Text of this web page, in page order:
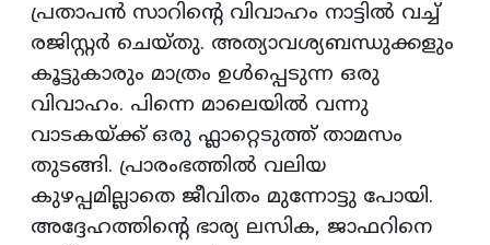
പ്രതാപന്‍ സാറിന്റെ വിവാഹം നാട്ടിൽ വച്ച്
രജിസ്റ്റർ ചെയ്തു. അത്യാവശ്യബന്ധുക്കളും
കൂട്ടുകാരും മാത്രം ഉൾപ്പെടുന്ന ഒരു
വിവാഹം. പിന്നെ മാലെയില്‍ വന്നു
വാടകയ്ക്ക് ഒരു ഫ്ലാറ്റെടുത്ത് താമസം
തുടങ്ങി. പ്രാരംഭത്തില്‍ വലിയ
കുഴപ്പമില്ലാതെ ജീവിതം മുന്നോട്ടു പോയി.
അദ്ദേഹത്തിന്റെ ഭാര്യ ലസിക, ജാഫറിനെ